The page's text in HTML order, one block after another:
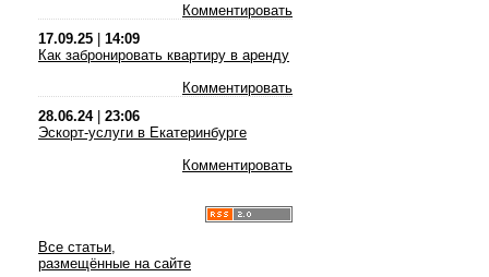
Комментировать
17.09.25
14:09
Как забронировать квартиру в аренду
Комментировать
28.06.24| 23:06
Эскорт-услуги в Екатеринбурге
Комментировать
Все статьи,
размещённые на сайте